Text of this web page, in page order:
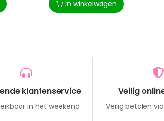
In winkelwagen
klantenservice
in het weekend
Veilig
Veilig betalen